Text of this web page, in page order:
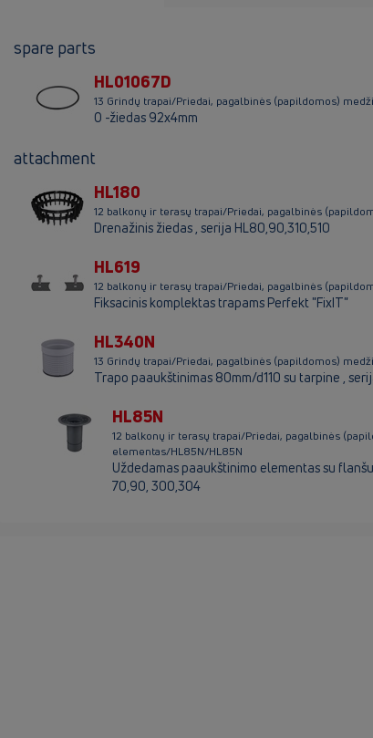
spare parts
HL01067D
13 Grindų trapai/Priedai, pagalbinės (papildomos)
O -žiedas 92x4mm
attachment
HL180
12 balkonų ir terasų trapai/Priedai, pagalbinės
Drenažinis žiedas , serija HL80,90,310,510
HL619
12 balkonų ir terasų trapai/Priedai, pagalbinės
Fiksacinis komplektas trapams Perfekt "FixIT"
HL340N
13 Grindų trapai/Priedai, pagalbinės (papildomos)
Trapo paaukštinimas 80mm/d110 su tarpine ,
HL85N
12 balkonų ir terasų trapai/Priedai, pagalbinės
elementas/HL85N/HL85N
Uždedamas paaukštinimo elementas su
70,90, 300,304